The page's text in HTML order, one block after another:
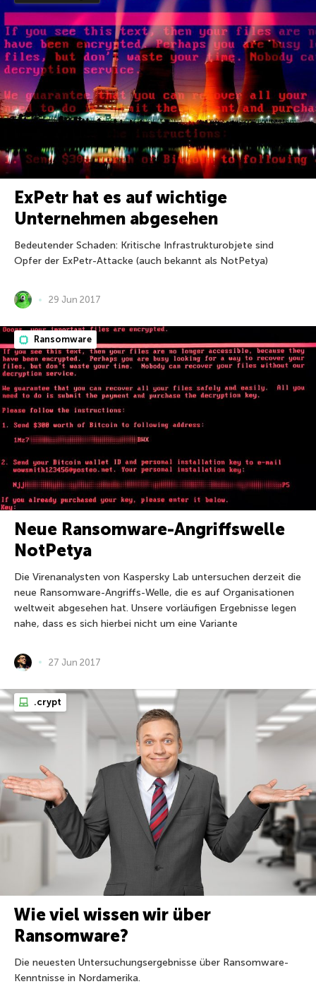
ExPetr hat es auf wichtige
Unternehmen abgesehen
Bedeutender Schaden: Kritische Infrastrukturobjete sind
Opfer der ExPetr-Attacke (auch bekannt als NotPetya)
29 Jun 2017
Ransomware
Neue Ransomware-Angriffswelle
NotPetya
Die Virenanalysten von Kaspersky Lab untersuchen derzeit die
neue Ransomware-Angriffs-Welle, die es auf Organisationen
weltweit abgesehen hat. Unsere vorläufigen Ergebnisse legen
nahe, dass es sich hierbei nicht um eine Variante
27 Jun 2017
.crypt
Wie viel wissen wir über
Ransomware?
Die neuesten Untersuchungsergebnisse über Ransomware-
Kenntnisse in Nordamerika.